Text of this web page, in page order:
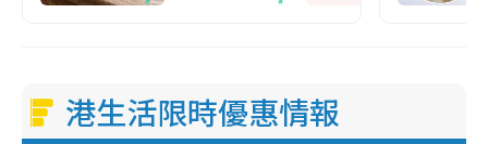
港生活限時優惠情報